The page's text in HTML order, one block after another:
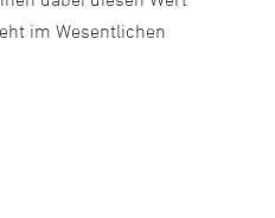
im Wesentlichen